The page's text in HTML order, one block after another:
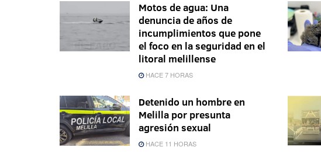
Motos de agua: Una
denuncia de años de
incumplimientos que pone
el foco en la seguridad en el
litoral melillense
HACE 7 HORAS
Detenido un hombre en
Melilla por presunta
agresión sexual
HACE 11 HORAS